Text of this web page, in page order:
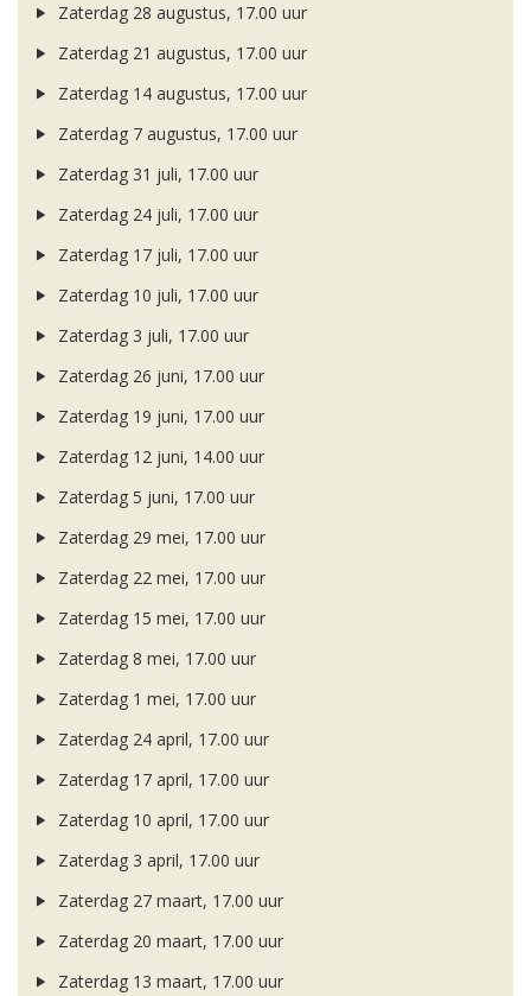
Zaterdag 28 augustus, 17.00 uur
Zaterdag 21 augustus, 17.00 uur
Zaterdag 14 augustus, 17.00 uur
Zaterdag 7 augustus, 17.00 uur
Zaterdag 31 juli, 17.00 uur
Zaterdag 24 juli, 17.00 uur
Zaterdag 17 juli, 17.00 uur
Zaterdag 10 juli, 17.00 uur
Zaterdag 3 juli, 17.00 uur
Zaterdag 26 juni, 17.00 uur
Zaterdag 19 juni, 17.00 uur
Zaterdag 12 juni, 14.00 uur
Zaterdag 5 juni, 17.00 uur
Zaterdag 29 mei, 17.00 uur
Zaterdag 22 mei, 17.00 uur
Zaterdag 15 mei, 17.00 uur
Zaterdag 8 mei, 17.00 uur
Zaterdag 1 mei, 17.00 uur
Zaterdag 24 april, 17.00 uur
Zaterdag 17 april, 17.00 uur
Zaterdag 10 april, 17.00 uur
Zaterdag 3 april, 17.00 uur
Zaterdag 27 maart, 17.00 uur
Zaterdag 20 maart, 17.00 uur
Zaterdag 13 maart, 17.00 uur